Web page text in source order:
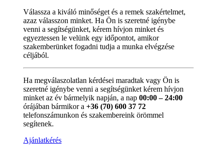
Válassza a kiváló minőséget és a remek szakértelmet,
azaz válasszon minket. Ha Ön is szeretné igénybe
venni a segítségünket, kérem hívjon minket és
egyeztessen le velünk egy időpontot, amikor
szakemberünket fogadni tudja a munka elvégzése
céljából.
Ha megválaszolatlan kérdései maradtak vagy Ön is
szeretné igénybe venni a segítségünket kérem hívjon
minket az év bármelyik napján, a nap 00:00 – 24:00
órájában bármikor a +36 (70) 600 37 72
telefonszámunkon és szakembereink örömmel
segítenek.
Ajánlatkérés